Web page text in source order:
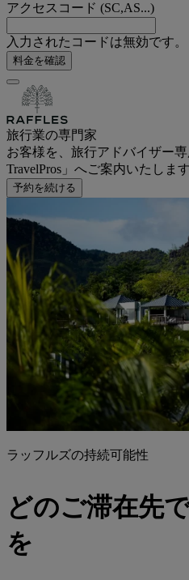
アクセスコード (SC,AS...)
入力されたコードは無効です。
料金を確認
旅行業の専門家
お客様を、旅行アドバイザー
TravelPros」へご案内いたします
予約を続ける
ラッフルズの持続可能性
どのご滞在先
を